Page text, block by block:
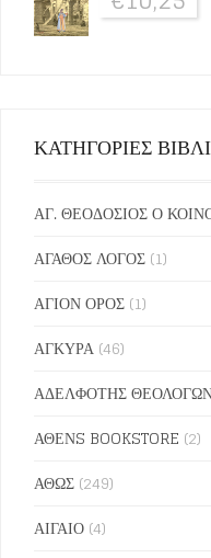
ΚΑΤΗΓΟΡΙΕΣ
ΑΓ. ΘΕΟΔΟΣΙΟΣ Ο
ΑΓΑΘΟΣ ΛΟΓΟΣ (1)
ΑΓΙΟΝ ΟΡΟΣ (1)
ΑΓΚΥΡΑ (46)
ΑΔΕΛΦΟΤΗΣ
ΑΘΕΝS BOOKSTORE (2)
ΑΘΩΣ (249)
ΑΙΓΑΙΟ (4)